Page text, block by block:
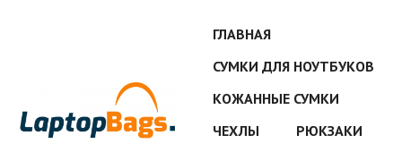
ГЛАВНАЯ
СУМКИ ДЛЯ НОУТБУКОВ
КОЖАННЫЕ СУМКИ
ЧЕХЛЫ
РЮКЗАКИ